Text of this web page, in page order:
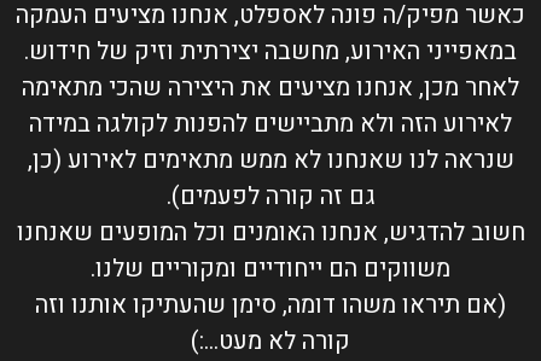
כאשר מפיק/ה פונה לאספלט, אנחנו מציעים העמקה
במאפייני האירוע, מחשבה יצירתית וזיק של חידוש.
לאחר מכן, אנחנו מציעים את היצירה שהכי מתאימה
לאירוע הזה ולא מתביישים להפנות לקולגה במידה
שנראה לנו שאנחנו לא ממש מתאימים לאירוע (כן,
גם זה קורה לפעמים).
חשוב להדגיש, אנחנו האומנים וכל המופעים שאנחנו
משווקים הם ייחודיים ומקוריים שלנו.
(אם תיראו משהו דומה, סימן שהעתיקו אותנו וזה
קורה לא מעט…:)